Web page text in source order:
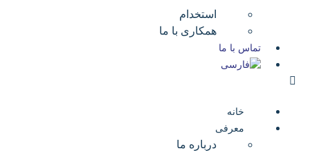
استخدام
همکاری با ما
تماس با ما
خانه
معرفی
درباره ما